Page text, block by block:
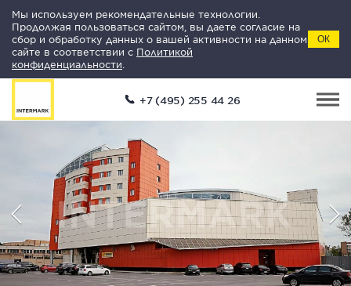
Мы используем рекомендательные технологии.
Продолжая пользоваться сайтом, вы даете согласие на
сбор и обработку данных о вашей активности на данном
сайте в соответствии с Политикой
конфиденциальности
ОК
+7 (495) 255 44 26